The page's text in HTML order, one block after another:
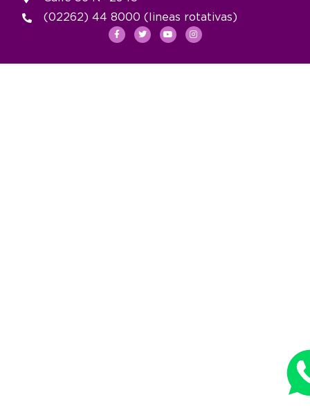
(02262) 44 8000 (lineas rotativas)